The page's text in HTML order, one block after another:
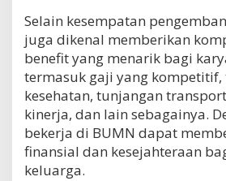
Selain kesempatan
juga dikenal memberikan
benefit yang menarik bagi
termasuk gaji yang kompetitif,
kesehatan, tunjangan
kinerja, dan lain sebagainya.
bekerja di BUMN dapat
finansial dan kesejahteraan
keluarga.